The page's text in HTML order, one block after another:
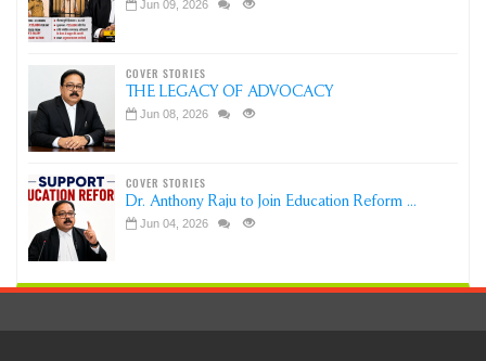
Jun 09, 2026
COVER STORIES
THE LEGACY OF ADVOCACY
Jun 08, 2026
COVER STORIES
Dr. Anthony Raju to Join Education Reform ...
Jun 04, 2026